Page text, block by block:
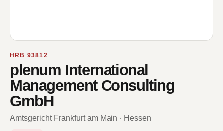
HRB 93812
plenum International
Management Consulting
GmbH
Amtsgericht Frankfurt am Main · Hessen